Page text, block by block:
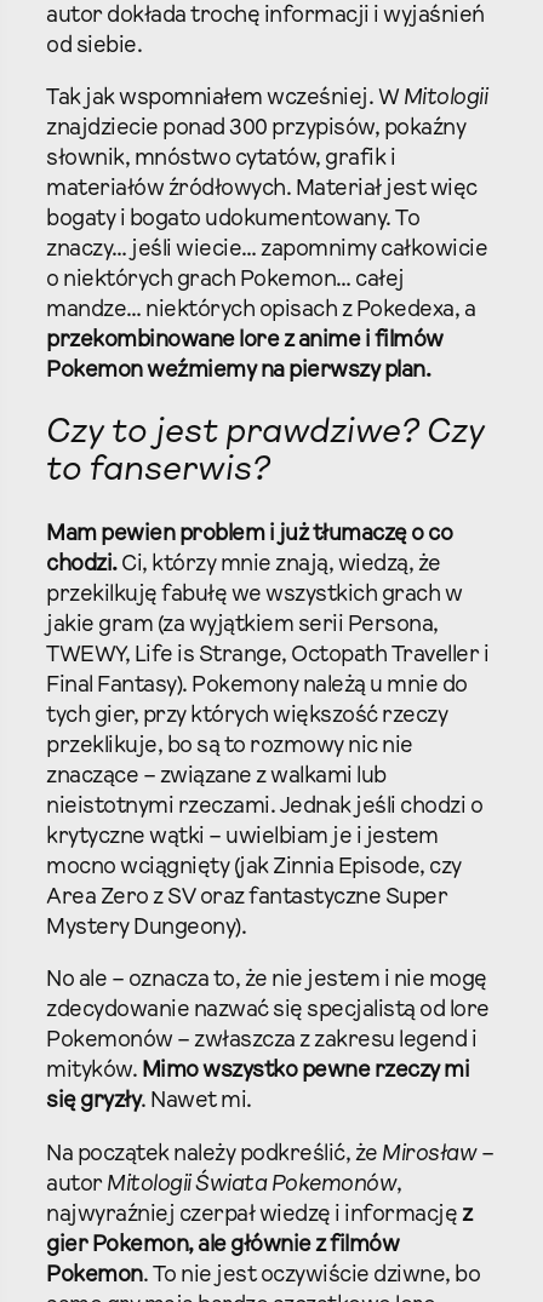
autor dokłada trochę informacji i wyjaśnień
od siebie.
Tak jak wspomniałem wcześniej. W Mitologii
znajdziecie ponad 300 przypisów, pokaźny
słownik, mnóstwo cytatów, grafik i
materiałów źródłowych. Materiał jest więc
bogaty i bogato udokumentowany. To
znaczy… jeśli wiecie… zapomnimy całkowicie
o niektórych grach Pokemon… całej
mandze… niektórych opisach z Pokedexa, a
przekombinowane lore z anime i filmów
Pokemon weźmiemy na pierwszy plan.
Czy to jest prawdziwe? Czy
to fanserwis?
Mam pewien problem i już tłumaczę o co
chodzi.Ci, którzy mnie znają, wiedzą, że
przekilkuję fabułę we wszystkich grach w
jakie gram (za wyjątkiem serii Persona,
TWEWY, Life is Strange, Octopath Traveller i
Final Fantasy). Pokemony należą u mnie do
tych gier, przy których większość rzeczy
przeklikuje, bo są to rozmowy nic nie
znaczące – związane z walkami lub
nieistotnymi rzeczami. Jednak jeśli chodzi o
krytyczne wątki – uwielbiam je i jestem
mocno wciągnięty (jak Zinnia Episode, czy
Area Zero z SV oraz fantastyczne Super
Mystery Dungeony).
No ale – oznacza to, że nie jestem i nie mogę
zdecydowanie nazwać się specjalistą od lore
Pokemonów – zwłaszcza z zakresu legend i
mityków. Mimo wszystko pewne rzeczy mi
się gryzły. Nawet mi.
Na początek należy podkreślić, że Mirosław–
autor Mitologii Świata Pokemonów,
najwyraźniej czerpał wiedzę i informację z
gier Pokemon, ale głównie z filmów
Pokemon. To nie jest oczywiście dziwne, bo